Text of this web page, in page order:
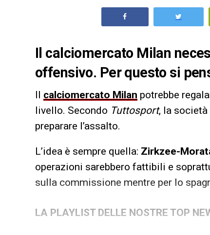
Il calciomercato Milan
offensivo. Per questo si
Il calciomercato Milan potrebbe
livello. Secondo Tuttosport, la
preparare l’assalto.
L’idea è sempre quella: Zirkzee-
operazioni sarebbero fattibili e
sulla commissione mentre per lo
LA PLAYLIST DELLE NOSTRE TOP